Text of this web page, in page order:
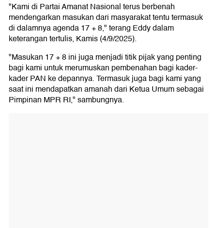
"Kami di Partai Amanat Nasional terus berbenah
mendengarkan masukan dari masyarakat tentu termasuk
di dalamnya agenda 17 + 8," terang Eddy dalam
keterangan tertulis, Kamis (4/9/2025).
"Masukan 17 + 8 ini juga menjadi titik pijak yang penting
bagi kami untuk merumuskan pembenahan bagi kader-
kader PAN ke depannya. Termasuk juga bagi kami yang
saat ini mendapatkan amanah dari Ketua Umum sebagai
Pimpinan MPR RI," sambungnya.